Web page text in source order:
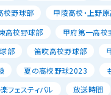
校野球部
甲陵高校・上野
高校野球部
甲府第一高校
部
笛吹高校野球部
夏の高校野球2023
フェスティバル
放送時間